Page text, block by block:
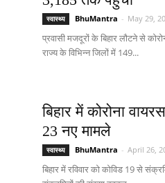
स्वास्थ्य BhuMantra - May 29,
प्रवासी मजदूरों के बिहार लौटने से
राज्य के विभिन्न जिलों में 149...
बिहार में कोरोना
23 नए मामले
स्वास्थ्य BhuMantra - April 26,
बिहार में रविवार को कोविड 19 से